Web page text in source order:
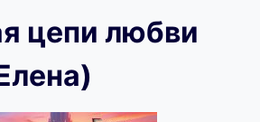
цепи любви